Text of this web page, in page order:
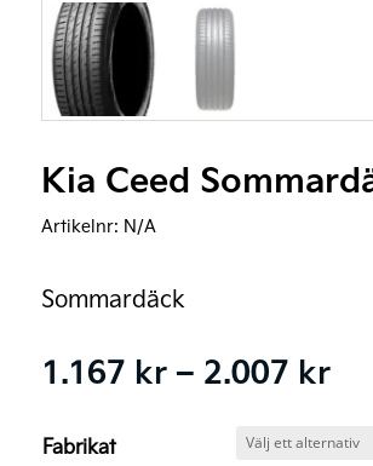
Kia Ceed
Artikelnr: N/A
Sommardäck
1.167 kr – 2.007 kr
till
Fabrikat